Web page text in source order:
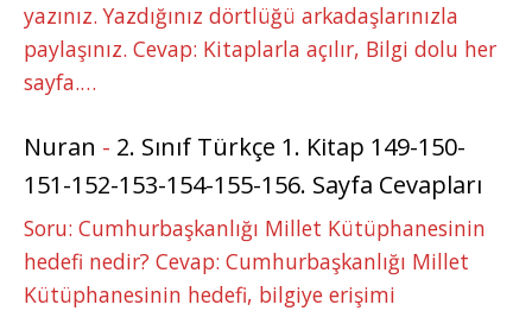
yazınız. Yazdığınız dörtlüğü arkadaşlarınızla
paylaşınız. Cevap: Kitaplarla açılır, Bilgi dolu her
sayfa.…
Nuran - 2. Sınıf Türkçe 1. Kitap 149-150-
151-152-153-154-155-156. Sayfa Cevapları
Soru: Cumhurbaşkanlığı Millet Kütüphanesinin
hedefi nedir? Cevap: Cumhurbaşkanlığı Millet
Kütüphanesinin hedefi, bilgiye erişimi